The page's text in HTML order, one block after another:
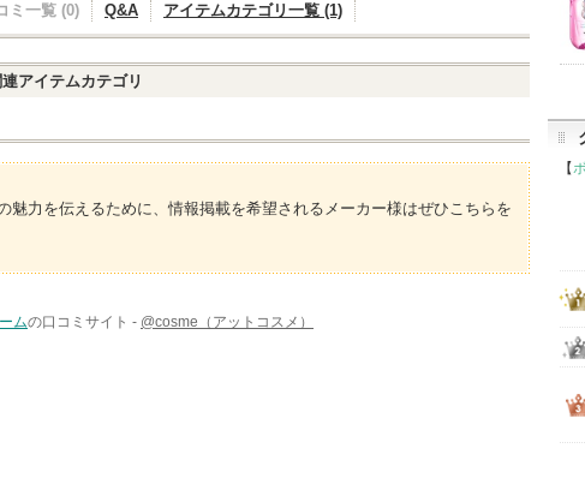
ミ一覧 (0) Q&A アイテムカテゴリ一覧 (1)
連アイテムカテゴリ
魅力を伝えるために、情報掲載を希望されるメーカー様はぜひこちらを
ムの口コミサイト - @cosme（アットコスメ）
【